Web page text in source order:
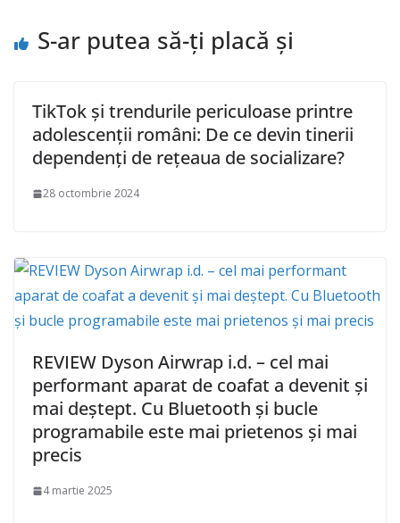
S-ar putea să-ți placă și
TikTok și trendurile periculoase printre
adolescenții români: De ce devin tinerii
dependenți de rețeaua de socializare?
28 octombrie 2024
REVIEW Dyson Airwrap i.d. – cel mai
performant aparat de coafat a devenit și
mai deștept. Cu Bluetooth și bucle
programabile este mai prietenos și mai
precis
4 martie 2025